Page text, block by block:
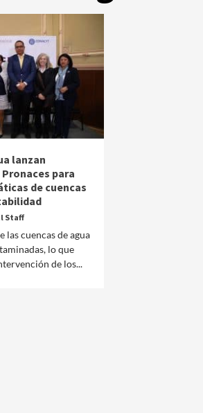
lanzan
para
de cuencas
Staff
las cuencas de agua
lo que
de los...